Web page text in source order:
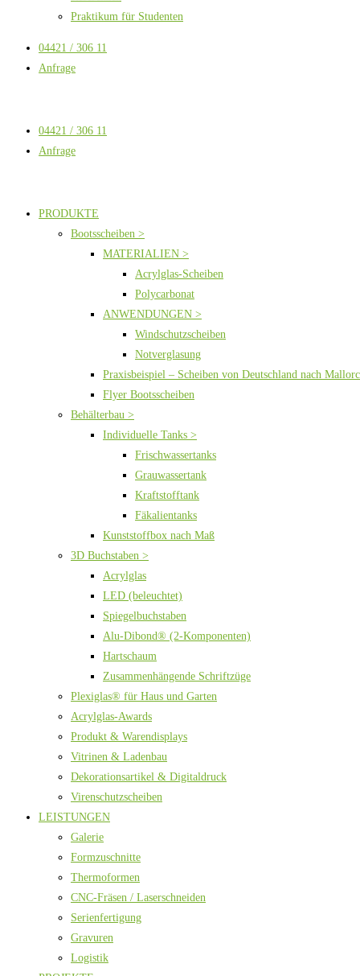
Praktikum für Studenten
04421 / 306 11
Anfrage
04421 / 306 11
Anfrage
PRODUKTE
Bootsscheiben >
MATERIALIEN >
Acrylglas-Scheiben
Polycarbonat
ANWENDUNGEN >
Windschutzscheiben
Notverglasung
Praxisbeispiel – Scheiben von Deutschland nach
Flyer Bootsscheiben
Behälterbau >
Individuelle Tanks >
Frischwassertanks
Grauwassertank
Kraftstofftank
Fäkalientanks
Kunststoffbox nach Maß
3D Buchstaben >
Acrylglas
LED (beleuchtet)
Spiegelbuchstaben
Alu-Dibond® (2-Komponenten)
Hartschaum
Zusammenhängende Schriftzüge
Plexiglas® für Haus und Garten
Acrylglas-Awards
Produkt & Warendisplays
Vitrinen & Ladenbau
Dekorationsartikel & Digitaldruck
Virenschutzscheiben
LEISTUNGEN
Galerie
Formzuschnitte
Thermoformen
CNC-Fräsen / Laserschneiden
Serienfertigung
Gravuren
Logistik